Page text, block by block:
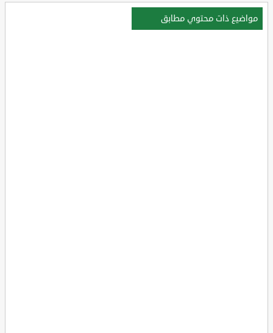
مواضيع ذات محتوي مطابق